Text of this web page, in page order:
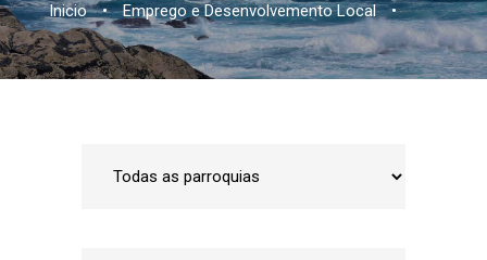
Inicio • Emprego e Desenvolvemento Local •